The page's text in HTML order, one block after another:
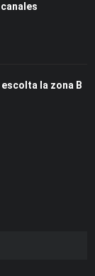
la zona B